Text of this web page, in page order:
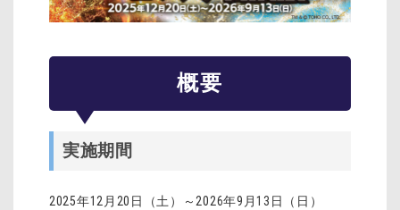
概要
実施期間
2025年12月20日（土）～2026年9月13日（日）